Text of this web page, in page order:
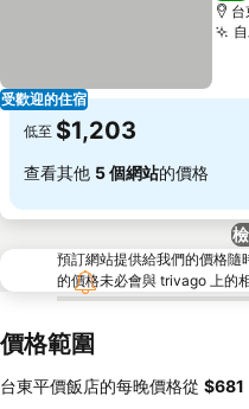
受歡迎的住宿
低至 $1,203
查看其他 5 個網站的價格
預訂網站提供給我們的價格隨
的價格未必會與 trivago 上的相
價格範圍
台東平價飯店的每晚價格從 ‎$681